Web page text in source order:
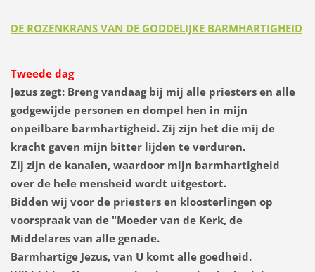
DE ROZENKRANS VAN DE GODDELIJKE BARMHARTIGHEID
Tweede dag
Jezus zegt:Breng vandaag bij mij alle priesters en alle
godgewijde personen en dompel hen in mijn
onpeilbare barmhartigheid. Zij zijn het die mij de
kracht gaven mijn bitter lijden te verduren.
Zij zijn de kanalen, waardoor mijn barmhartigheid
over de hele mensheid wordt uitgestort.
Bidden wij voor de priesters en kloosterlingen op
voorspraak van de "Moeder van de Kerk, de
Middelares van alle genade.
Barmhartige Jezus, van U komt alle goedheid.